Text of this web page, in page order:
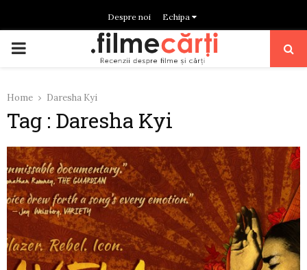
Despre noi Echipa
PRIMARY
Home Daresha Kyi
Tag : Daresha Kyi